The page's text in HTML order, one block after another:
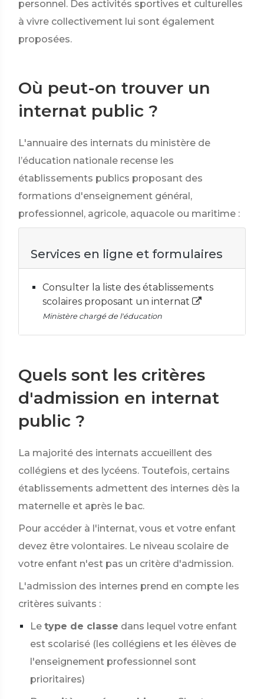
personnel. Des activités sportives et culturelles
à vivre collectivement lui sont également
proposées.
Où peut-on trouver un
internat public ?
L'annuaire des internats du ministère de
l’éducation nationale recense les
établissements publics proposant des
formations d'enseignement général,
professionnel, agricole, aquacole ou maritime :
Services en ligne et formulaires
Consulter la liste des établissements
scolaires proposant un internat
Ministère chargé de l'éducation
Quels sont les critères
d'admission en internat
public ?
La majorité des internats accueillent des
collégiens et des lycéens. Toutefois, certains
établissements admettent des internes dès la
maternelle et après le bac.
Pour accéder à l'internat, vous et votre enfant
devez être volontaires. Le niveau scolaire de
votre enfant n'est pas un critère d'admission.
L'admission des internes prend en compte les
critères suivants :
Le type de classe dans lequel votre enfant
est scolarisé (les collégiens et les élèves de
l'enseignement professionnel sont
prioritaires)